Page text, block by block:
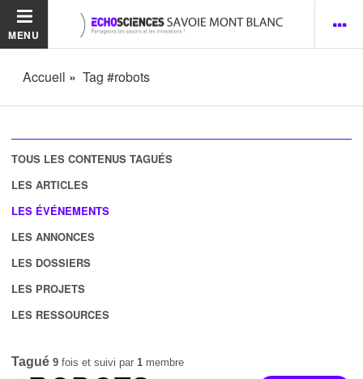
MENU
Accueil Tag #robots
TOUS LES CONTENUS TAGUÉS
LES ARTICLES
LES ÉVÉNEMENTS
LES ANNONCES
LES DOSSIERS
LES PROJETS
LES RESSOURCES
Tagué 9 fois et suivi par 1 membre